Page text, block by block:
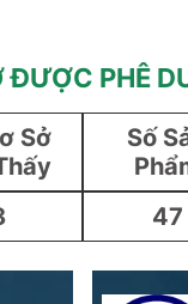
ĐƯỢC PHÊ
Sở
Số
47